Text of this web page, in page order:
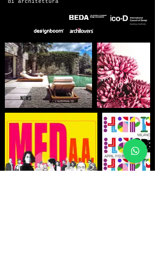
di architettura
NEWS
EVENTS